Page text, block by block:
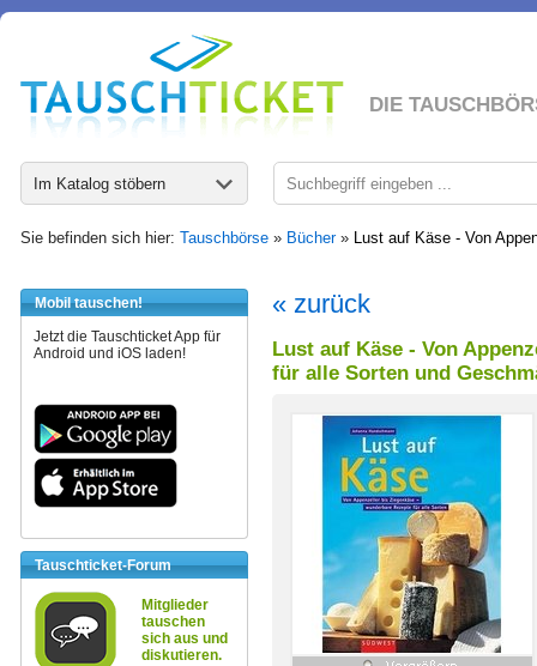
DIE
Im Katalog stöbern
Sie befinden sich hier: Tauschbörse » Bücher» Lust auf Käse - Von
Mobil tauschen!
Jetzt die Tauschticket App für
Android und iOS laden!
Tauschticket-Forum
Mitglieder
tauschen
sich aus und
diskutieren.
« zurück
Lust auf Käse - Von
für alle Sorten und